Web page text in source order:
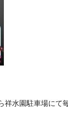
祥水園駐車場にて